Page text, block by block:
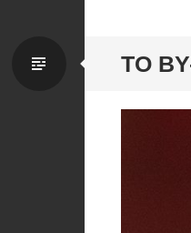
TO
Zwykły